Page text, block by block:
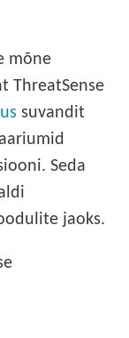
mõne
ThreatSense
suvandit
Seda
jaoks.